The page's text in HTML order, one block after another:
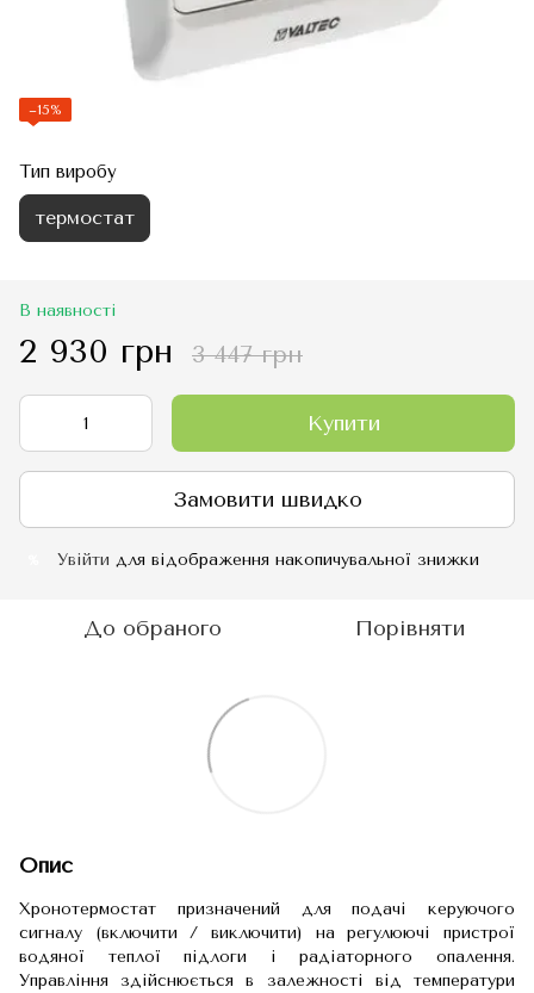
−15%
Тип виробу
термостат
В наявності
2 930 грн 3 447 грн
Купити
Замовити швидко
Увійти для відображення накопичувальної знижки
До обраного Порівняти
Опис
Хронотермостат призначений для подачі керуючого
сигналу (включити / виключити) на регулюючі пристрої
водяної теплої підлоги і радіаторного опалення.
Управління здійснюється в залежності від температури